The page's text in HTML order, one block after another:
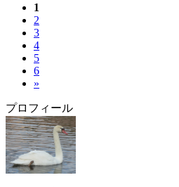
1
2
3
4
5
6
»
プロフィール